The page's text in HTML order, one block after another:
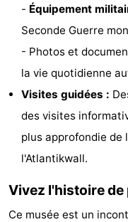
Monuments
Points
Attractions
Croisières
Terrains
jeux
de
Experiences
Centres
- Équipement
Seconde Guerre
- Photos et
la vie quotidienne
Visites guidées :
des visites
plus approfondie
l'Atlantikwall.
Vivez l'histoire de
Ce musée est un